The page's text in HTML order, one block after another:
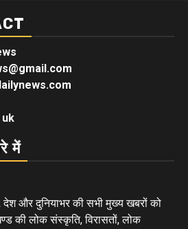
में
और दुनियाभर की सभी मुख्य खबरों को
की लोक संस्कृति, विरासतों, लोक